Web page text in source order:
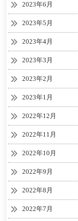
2023年6月
2023年5月
2023年4月
2023年3月
2023年2月
2023年1月
2022年12月
2022年11月
2022年10月
2022年9月
2022年8月
2022年7月